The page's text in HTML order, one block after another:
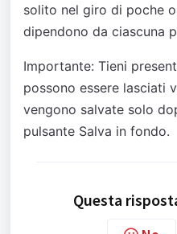
solito nel giro di poche
dipendono da ciascuna
Importante: Tieni
possono essere lasciati
vengono salvate solo
pulsante Salva in fondo.
Questa